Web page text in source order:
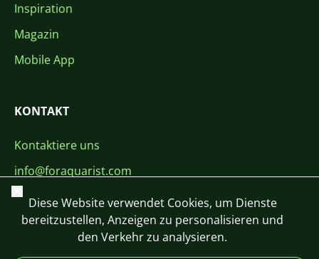
Inspiration
Magazin
Mobile App
KONTAKT
Kontaktiere uns
info@foraquarist.com
+420 603 449 602
Schließen
Diese Website verwendet Cookies, um Dienste
bereitzustellen, Anzeigen zu personalisieren und
den Verkehr zu analysieren.